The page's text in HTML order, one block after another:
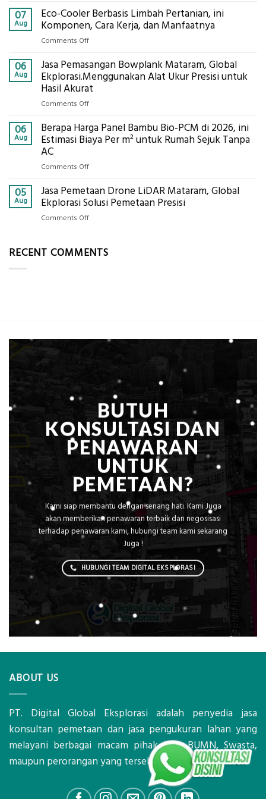
Sondir
Tanah
Eksplorasi
Pastikan
Pondasi
Kokoh
07
Aug
Eco-Cooler Berbasis Limbah Pertanian, ini
Komponen, Cara Kerja, dan Manfaatnya
Comments Offon
Cooler
Berbasis
Limbah
Cara
Kerja,
Manfaatnya
06
Aug
Jasa Pemasangan Bowplank Mataram, Global
Ekplorasi.Menggunakan Alat Ukur Presisi untuk
Hasil Akurat
Comments Offon
Pemasangan
Bowplank
Ukur
Presisi
untuk
06
Aug
Berapa Harga Panel Bambu Bio-PCM di 2026, ini
Estimasi Biaya Per m² untuk Rumah Sejuk Tanpa
AC
Comments Offon
Harga
Panel
2026,
05
Aug
Jasa Pemetaan Drone LiDAR Mataram, Global
Ekplorasi Solusi Pemetaan Presisi
Comments Offon
Drone
RECENT COMMENTS
BUTUH
KONSULTASI DAN
PENAWARAN
UNTUK
PEMETAAN?
Kami siap membantu dengan senang hati. Kami Juga
akan memberikan penawaran terbaik dan negosisasi
terhadap penawaran kami, hubungi team kami sekarang
Juga !
HUBUNGI TEAM DIGITAL EKSPLORASI
ABOUT US
PT. Digital Global Eksplorasi adalah penyedia jasa
konsultan pemetaan dan jasa pengukuran lahan yang
melayani berbagai macam pihak baik BUMN, Swasta,
maupun perorangan yang tersebar diseluruh Indonesia.